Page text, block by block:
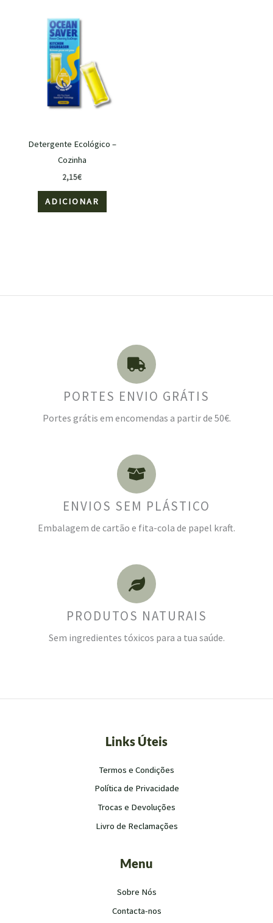
Detergente Ecológico –
Cozinha
2,15€
ADICIONAR
PORTES ENVIO GRÁTIS
Portes grátis em encomendas a partir de 50€.
ENVIOS SEM PLÁSTICO
Embalagem de cartão e fita-cola de papel kraft.
PRODUTOS NATURAIS
Sem ingredientes tóxicos para a tua saúde.
Links Úteis
Termos e Condições
Política de Privacidade
Trocas e Devoluções
Livro de Reclamações
Menu
Sobre Nós
Contacta-nos